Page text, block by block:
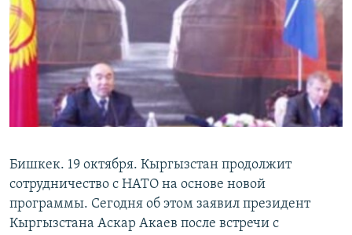
ДАНИСТЕ
ЭЖЕ-СИҢДИЛЕР
АЗАТТЫК+
ЫҢГАЙСЫЗ СУРООЛОР
ОНЛАЙН ШЕРИНЕ
Бишкек. 19 октября. Кыргызстан продолжит
сотрудничество с НАТО на основе новой
программы. Сегодня об этом заявил президент
Кыргызстана Аскар Акаев после встречи с